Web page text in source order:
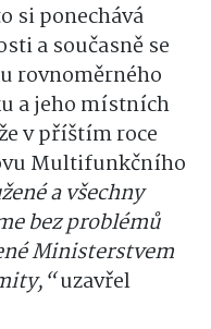
si ponechává
a současně se
rovnoměrného
a jeho místních
v příštím roce
Multifunkčního
a všechny
bez problémů
Ministerstvem
uzavřel